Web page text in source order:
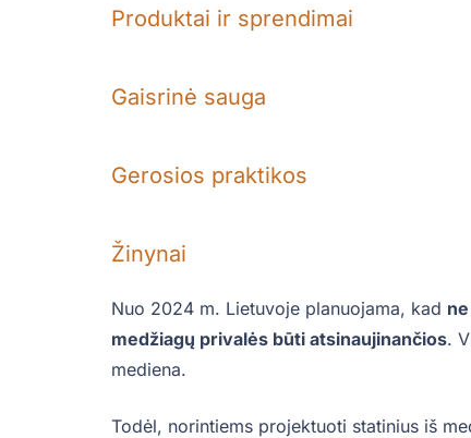
Produktai ir sprendimai
Gaisrinė sauga
Gerosios praktikos
Žinynai
Nuo 2024 m. Lietuvoje planuojama, kad
medžiagų privalės būti atsinaujinančios.
mediena.
Todėl, norintiems projektuoti statinius iš